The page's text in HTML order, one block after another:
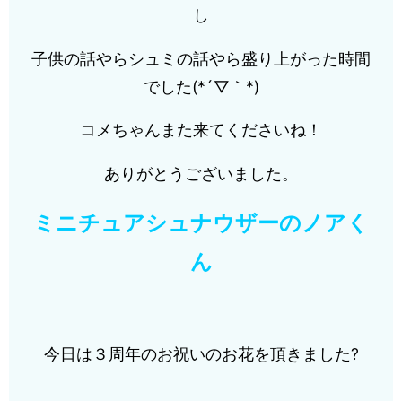
し
子供の話やらシュミの話やら盛り上がった時間
でした(*´▽｀*)
コメちゃんまた来てくださいね！
ありがとうございました。
ミニチュアシュナウザーのノアく
ん
今日は３周年のお祝いのお花を頂きました?